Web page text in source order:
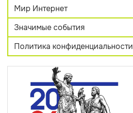
Мир Интернет
Значимые события
Политика конфиденциальности